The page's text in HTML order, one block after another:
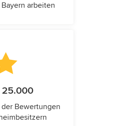
arbeiten
25.000
Bewertungen